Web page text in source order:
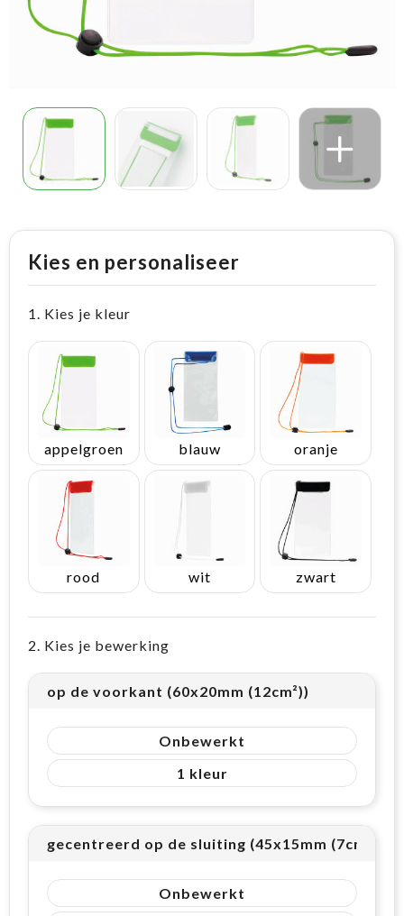
Kies en personaliseer
1. Kies je kleur
appelgroen blauw oranje
rood wit zwart
2. Kies je bewerking
op de voorkant (60x20mm (12cm²))
Onbewerkt
1
gecentreerd op de sluiting (45x15mm (7cm²))
Onbewerkt